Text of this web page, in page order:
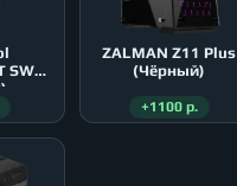
SW
ZALMAN Z11 Plus
(Чёрный)
+1100 р.